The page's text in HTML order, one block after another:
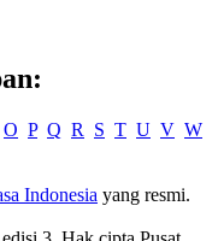
O P Q R S T U V W
Indonesia yang resmi.